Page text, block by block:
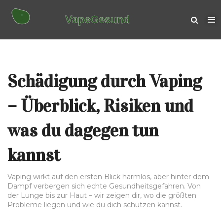
Schädigung durch Vaping
– Überblick, Risiken und
was du dagegen tun
kannst
Vaping wirkt auf den ersten Blick harmlos, aber hinter dem
Dampf verbergen sich echte Gesundheitsgefahren. Von
der Lunge bis zur Haut – wir zeigen dir, wo die größten
Probleme liegen und wie du dich schützen kannst.